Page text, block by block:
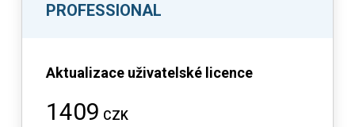
PROFESSIONAL
Aktualizace uživatelské licence
1409 CZK